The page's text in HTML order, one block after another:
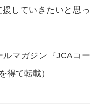
していきたいと思っ
ルマガジン『JCAコー
得て転載）